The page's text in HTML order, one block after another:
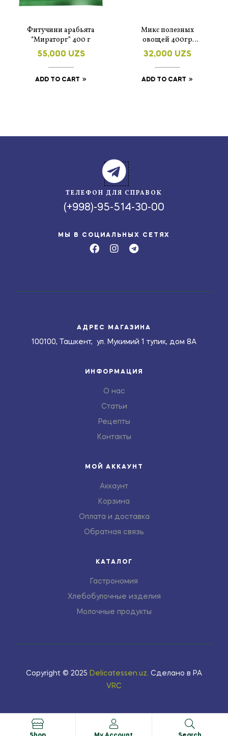
Фитучини арабьята
“Мираторг” 400 г
55,000 UZS
ADD TO CART
Микс полезных
овощей 400гр
Мираторг
32,000 UZS
ADD TO CART
ТЕЛЕФОН ДЛЯ СПРАВОК
(+998)-95-514-30-00
МЫ В СОЦИАЛЬНЫХ СЕТЯХ
АДРЕС МАГАЗИНА
100100, Ташкент, ул. Мукимий 1 тупик, дом 8А
ИНФОРМАЦИЯ
О нас
Статьи
Рецепты
Контакты
МОЙ АККАУНТ
Аккаунт
Корзина
Оплата и доставка
Обратная связь
КАТАЛОГ
Гастрономия
Хлебобулочные изделия
Молочные продукты
Copyright © 2025 Delicatessen.uz. Сделано в РА
VRC